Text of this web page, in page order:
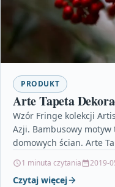
PRODUKT
Arte Tapeta
Wzór Fringe kolekcji
Azji. Bambusowy
domowych ścian. Arte
1 minuta czytania 2019-
Czytaj więcej